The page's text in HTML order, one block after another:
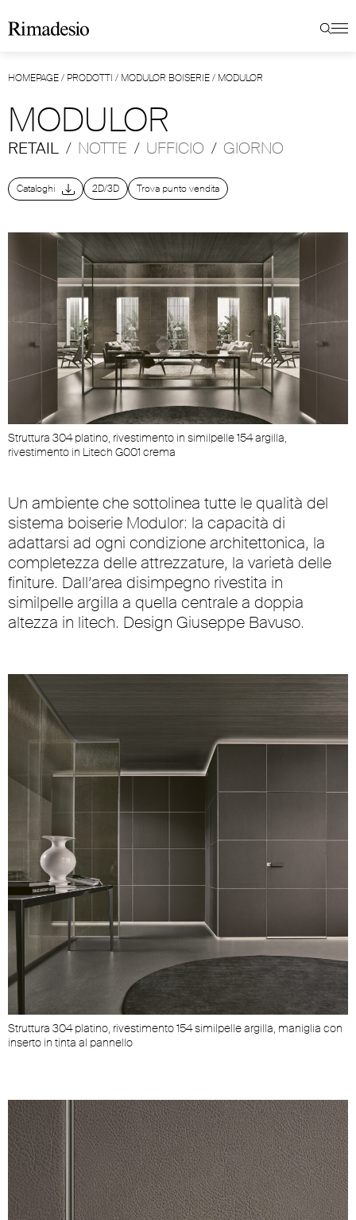
HOMEPAGE/ PRODOTTI / MODULOR BOISERIE/ MODULOR
MODULOR
RETAIL / NOTTE / UFFICIO / GIORNO
Cataloghi 2D/3D Trova punto vendita
Struttura 304 platino, rivestimento in similpelle 154 argilla,
rivestimento in Litech G001 crema
Un ambiente che sottolinea tutte le qualità del
sistema boiserie Modulor: la capacità di
adattarsi ad ogni condizione architettonica, la
completezza delle attrezzature, la varietà delle
finiture. Dall’area disimpegno rivestita in
similpelle argilla a quella centrale a doppia
altezza in litech. Design Giuseppe Bavuso.
Struttura 304 platino, rivestimento 154 similpelle argilla, maniglia con
inserto in tinta al pannello